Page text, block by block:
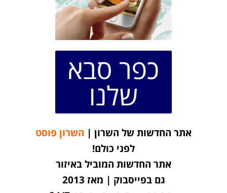
כפר סבא
שלנו
אתר החדשות של השרון | השרון פוסט
לפני כולם!
אתר החדשות המוביל באיזור
גם בפייסבוק | מאז 2013